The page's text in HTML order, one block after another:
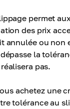
permet
des prix
annulée ou non
la
pas.
achetez une
tolérance au